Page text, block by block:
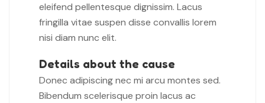
eleifend pellentesque dignissim. Lacus
fringilla vitae suspen disse convallis lorem
nisi diam nunc elit.
Details about the cause
Donec adipiscing nec mi arcu montes sed.
Bibendum scelerisque proin lacus ac